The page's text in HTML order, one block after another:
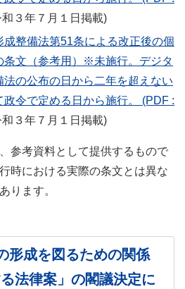
和３年７月１日掲載)
成整備法第51条による改正後の個
条文（参考用）※未施行。デジタ
法の公布の日から二年を超えない
令で定める日から施行。 (PDF :
和３年７月１日掲載)
参考資料として提供するもので
時における実際の条文とは異な
ります。
形成を図るための関係
法律案」の閣議決定に